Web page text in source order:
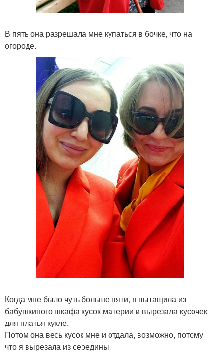
В пять она разрешала мне купаться в бочке, что на
огороде.
Когда мне было чуть больше пяти, я вытащила из
бабушкиного шкафа кусок материи и вырезала кусочек
для платья кукле.
Потом она весь кусок мне и отдала, возможно, потому
что я вырезала из середины.